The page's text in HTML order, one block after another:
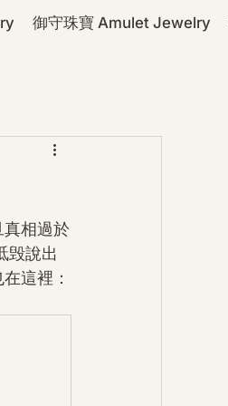
御守珠寶 Amulet Jewelry
相過於
毁說出
這裡：